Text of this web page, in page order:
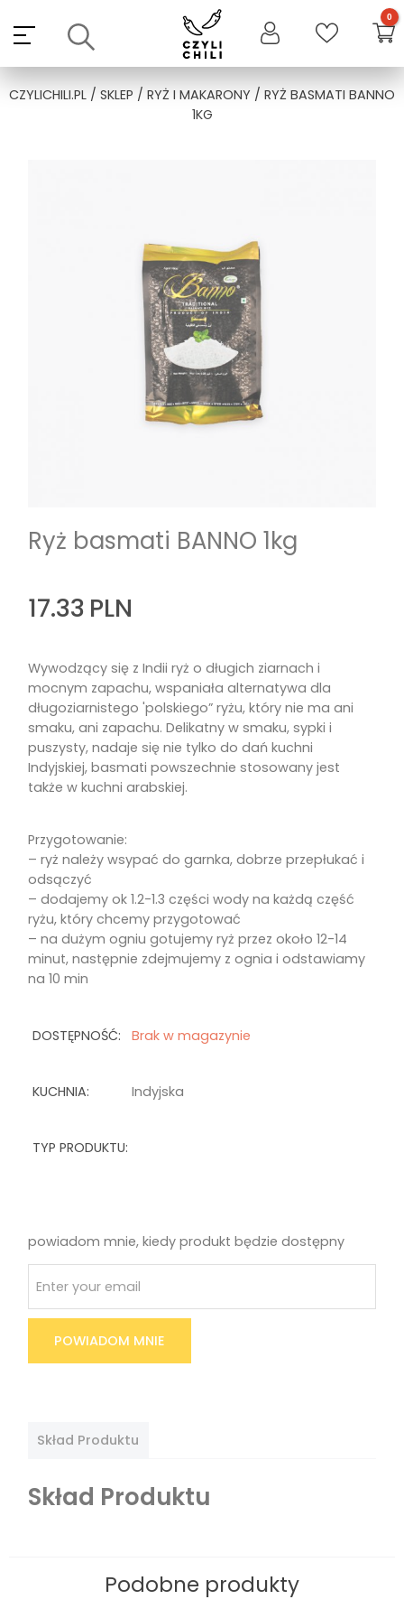
content
CZYLICHILI.PL / SKLEP / RYŻ I MAKARONY / RYŻ BASMATI BANNO
1KG
Ryż basmati BANNO 1kg
17.33 PLN
Wywodzący się z Indii ryż o długich ziarnach i
mocnym zapachu, wspaniała alternatywa dla
długoziarnistego 'polskiego” ryżu, który nie ma ani
smaku, ani zapachu. Delikatny w smaku, sypki i
puszysty, nadaje się nie tylko do dań kuchni
Indyjskiej, basmati powszechnie stosowany jest
także w kuchni arabskiej.
Przygotowanie:
– ryż należy wsypać do garnka, dobrze przepłukać i
odsączyć
– dodajemy ok 1.2-1.3 części wody na każdą część
ryżu, który chcemy przygotować
– na dużym ogniu gotujemy ryż przez około 12-14
minut, następnie zdejmujemy z ognia i odstawiamy
na 10 min
DOSTĘPNOŚĆ: Brak w magazynie
KUCHNIA: Indyjska
TYP PRODUKTU:
powiadom mnie, kiedy produkt będzie dostępny
POWIADOM MNIE
Skład Produktu
Skład Produktu
Podobne produkty